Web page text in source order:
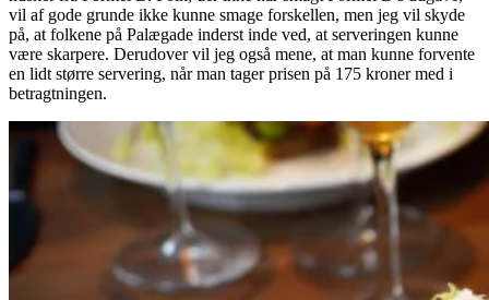
vil af gode grunde ikke kunne smage forskellen, men jeg vil skyde
på, at folkene på Palægade inderst inde ved, at serveringen kunne
være skarpere. Derudover vil jeg også mene, at man kunne forvente
en lidt større servering, når man tager prisen på 175 kroner med i
betragtningen.